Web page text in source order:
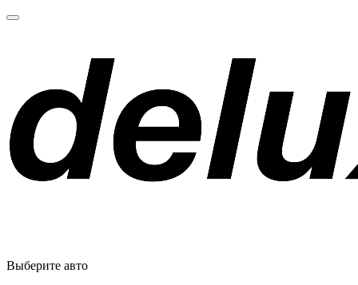
Выберите авто